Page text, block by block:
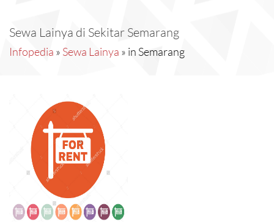
Sewa Lainya di Sekitar Semarang
Infopedia » Sewa Lainya » in Semarang